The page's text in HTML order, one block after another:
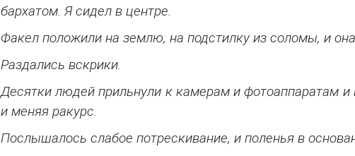
бархатом. Я сидел в центре.
Факел положили на землю, на подстилку из соломы, и она
Раздались вскрики.
Десятки людей прильнули к камерам и фотоаппаратам
и меняя ракурс.
Послышалось слабое потрескивание, и поленья в